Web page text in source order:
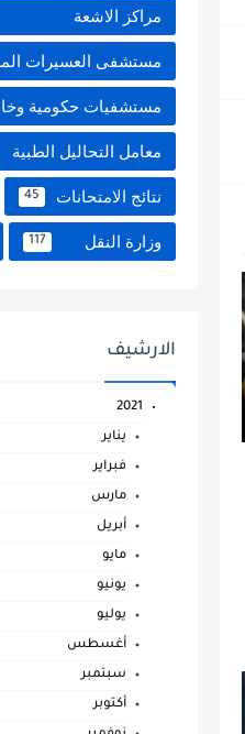
مراكز الاشعة
مستشفى العسيرات
مستشفيات حكومية
معامل التحاليل الطبية
نتائج الامتحانات 45
وزارة النقل 117
الارشيف
2021
يناير
فبراير
مارس
أبريل
مايو
يونيو
يوليو
أغسطس
سبتمبر
أكتوبر